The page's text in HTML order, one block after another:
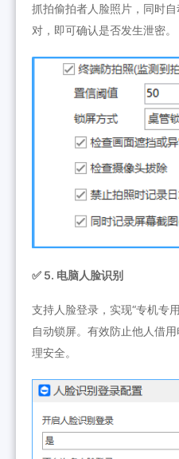
抓拍偷拍者人脸照片，同时
对，即可确认是否发生泄密。
✅ 5. 电脑人脸识别
支持人脸登录，实现“专机专
自动锁屏。有效防止他人借
理安全。